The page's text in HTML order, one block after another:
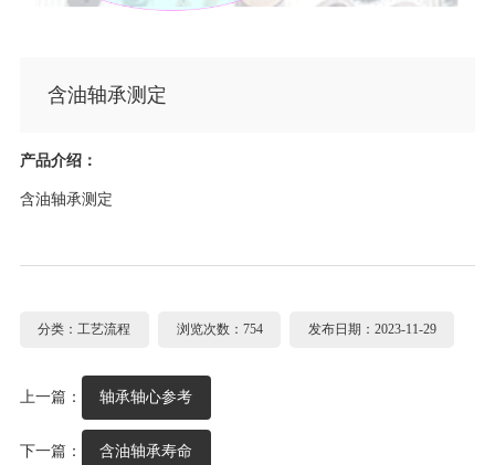
含油轴承测定
产品介绍：
含油轴承测定
分类：工艺流程 浏览次数：754 发布日期：2023-11-29
上一篇： 轴承轴心参考
下一篇： 含油轴承寿命